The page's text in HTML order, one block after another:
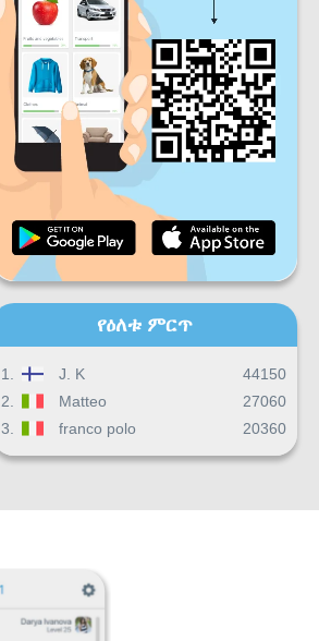
ቅዳ እሁ
እለታዊ እድገት
ወርሀዊ እድገት
አጠቃላይ እድገት
የዕለቱ ምርጥ
1. J. K
44150
2.
Matteo
27060
3.
franco polo 20360